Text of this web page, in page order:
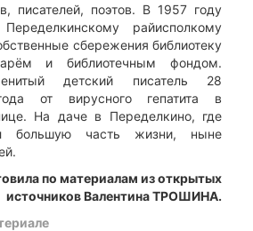
писателей, поэтов. В 1957 году
райисполкому
сбережения библиотеку
и библиотечным фондом.
детский писатель 28
от вирусного гепатита в
На даче в Переделкино, где
большую часть жизни, ныне
по материалам из открытых
источников Валентина ТРОШИНА.